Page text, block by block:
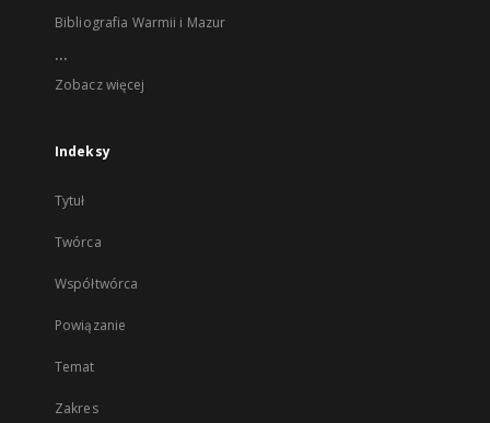
Bibliografia Warmii i Mazur
...
Zobacz więcej
Indeksy
Tytuł
Twórca
Współtwórca
Powiązanie
Temat
Zakres